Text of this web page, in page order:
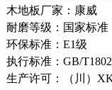
木地板厂家：康威
耐磨等级：国家标准
环保标准：E1级
执行标准：GB/
生产许可：（川）